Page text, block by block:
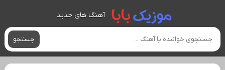
آهنگ های جدید
جستجو